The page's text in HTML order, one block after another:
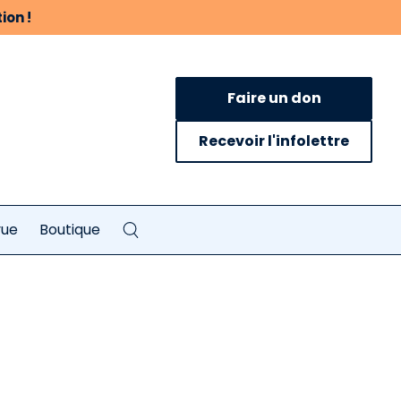
!
Faire un don
Recevoir l'infolettre
Boutique